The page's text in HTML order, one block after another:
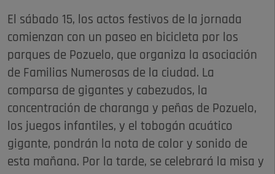
El sábado 15, los actos festivos de la jornada
comienzan con un paseo en bicicleta por los
parques de Pozuelo, que organiza la asociación
de Familias Numerosas de la ciudad. La
comparsa de gigantes y cabezudos, la
concentración de charanga y peñas de Pozuelo,
los juegos infantiles, y el tobogán acuático
gigante, pondrán la nota de color y sonido de
esta mañana. Por la tarde, se celebrará la misa y